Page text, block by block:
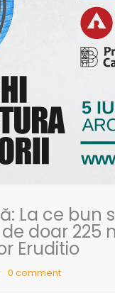
La ce bun
doar 225
Eruditio
0 comment